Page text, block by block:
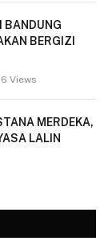
BANDUNG
BERGIZI
Views
MERDEKA,
LALIN